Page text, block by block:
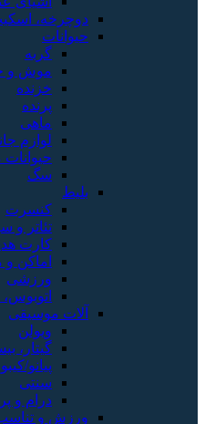
دوچرخه،
حیوانات
گربه
موش و
خزنده
پرنده
ماهی
لوازم
سگ
بلیط
کنسرت
تئاتر و
کارت
اماکن
ورزشی
آلات موسیقی
ویولن
گیتار،
پیانو/
سنتی
درام و
ورزش و تناسب